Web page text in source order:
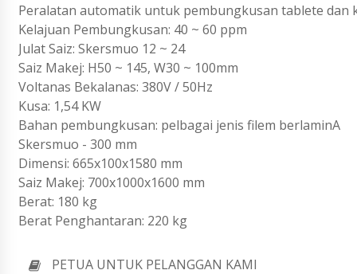
Peralatan automatik untuk pembungkusan tablete dan
Kelajuan Pembungkusan: 40 ~ 60 ppm
Julat Saiz: Skersmuo 12 ~ 24
Saiz Makej: H50 ~ 145, W30 ~ 100mm
Voltanas Bekalanas: 380V / 50Hz
Kusa: 1,54 KW
Bahan pembungkusan: pelbagai jenis filem berlaminA
Skersmuo - 300 mm
Dimensi: 665x100x1580 mm
Saiz Makej: 700x1000x1600 mm
Berat: 180 kg
Berat Penghantaran: 220 kg
PETUA UNTUK PELANGGAN KAMI